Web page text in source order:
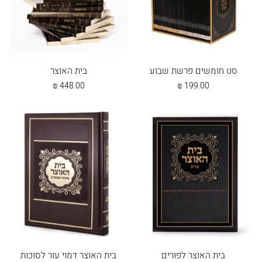
סט חומשים פרשת שבוע
199.00
₪
בית האוצר
448.00
₪
בית האוצר לפורים בית האוצר דמוי עור לסוכות